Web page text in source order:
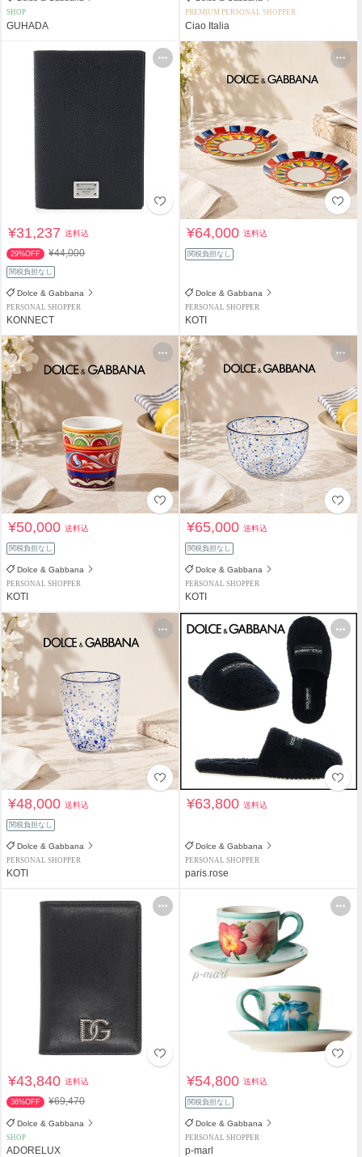
SHOP
GUHADA
PREMIUM PERSONAL SHOPPER
Ciao Italia
¥31,237送料込
29%OFF ¥44,000
関税負担なし
Dolce & Gabbana
PERSONAL SHOPPER
KONNECT
¥64,000送料込
関税負担なし
Dolce & Gabbana
PERSONAL SHOPPER
KOTI
¥50,000送料込
関税負担なし
Dolce & Gabbana
PERSONAL SHOPPER
KOTI
¥65,000送料込
関税負担なし
Dolce & Gabbana
PERSONAL SHOPPER
KOTI
¥48,000送料込
関税負担なし
Dolce & Gabbana
PERSONAL SHOPPER
KOTI
¥63,800送料込
Dolce & Gabbana
PERSONAL SHOPPER
paris.rose
¥43,840送料込
36%OFF ¥69,470
Dolce & Gabbana
SHOP
ADORELUX
¥54,800送料込
関税負担なし
Dolce & Gabbana
PERSONAL SHOPPER
p-marl